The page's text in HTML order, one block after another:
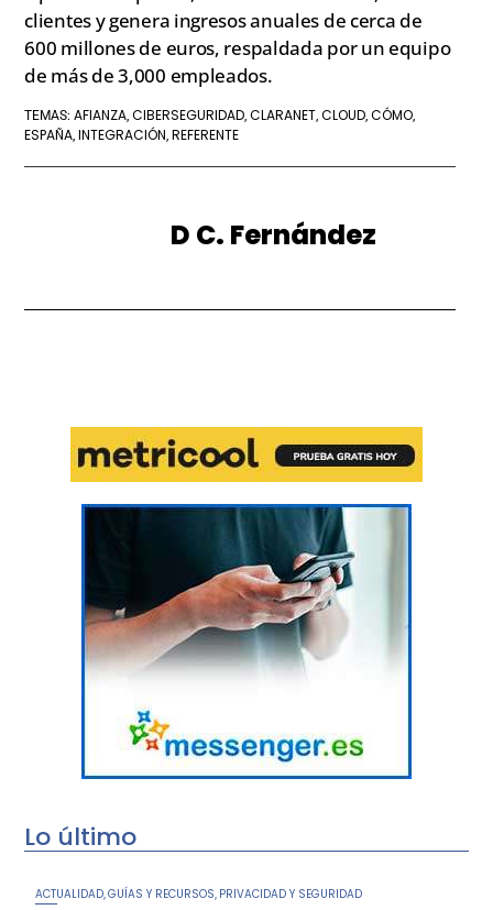
clientes y genera ingresos anuales de cerca de
600 millones de euros, respaldada por un equipo
de más de 3,000 empleados.
TEMAS:AFIANZA ,CIBERSEGURIDAD ,CLARANET ,CLOUD ,CÓMO
ESPAÑA ,INTEGRACIÓN ,REFERENTE
D C. Fernández
Lo último
ACTUALIDAD ,GUÍAS Y RECURSOS PRIVACIDAD Y SEGURIDAD